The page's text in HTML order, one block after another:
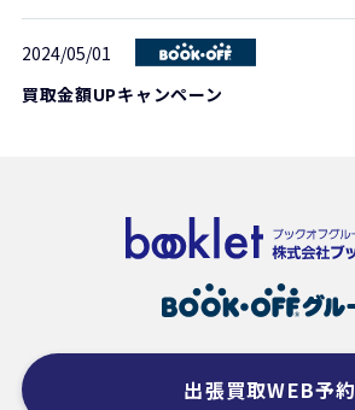
2024/05/01
買取金額UPキャンペーン
出張買取WEB予約